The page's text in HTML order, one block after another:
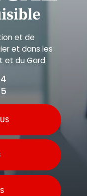
et de
et dans les
et du Gard